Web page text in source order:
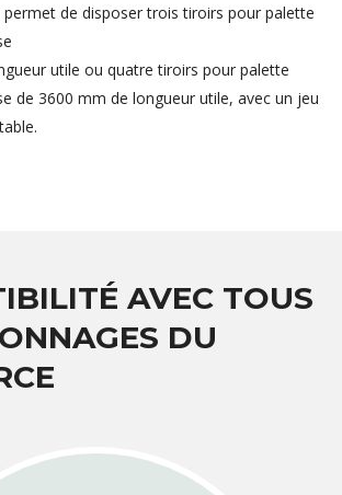
de disposer trois tiroirs pour palette
utile ou quatre tiroirs pour palette
de 3600 mm de longueur utile, avec un jeu
AVEC TOUS
DU